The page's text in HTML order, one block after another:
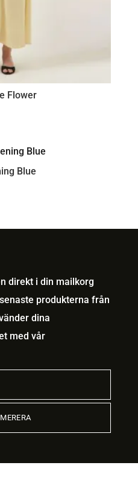
Flower
Blue
direkt i din mailkorg
produkterna från
dina
med vår